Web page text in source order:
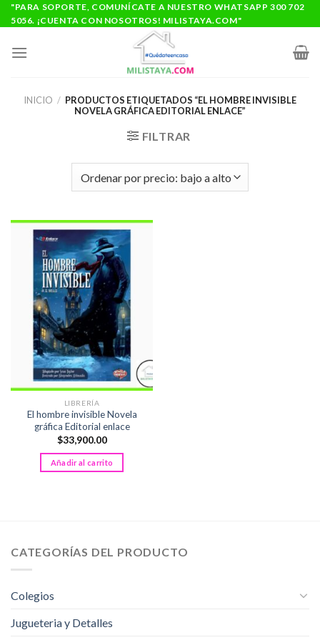
Saltar
al
"PARA SOPORTE, COMUNÍCATE A NUESTRO WHATSAPP 300 702
5056. ¡CUENTA CON NOSOTROS! MILISTAYA.COM"
INICIO / PRODUCTOS ETIQUETADOS “EL HOMBRE INVISIBLE
NOVELA GRÁFICA EDITORIAL ENLACE”
FILTRAR
LIBRERÍA
El hombre invisible Novela
gráfica Editorial enlace
$33,900.00
Añadir al carrito
CATEGORÍAS DEL PRODUCTO
Colegios
Jugueteria y Detalles